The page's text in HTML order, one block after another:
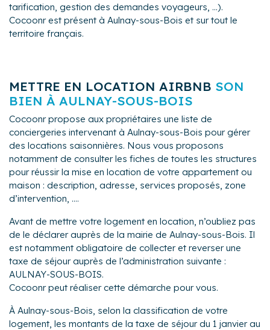
tarification, gestion des demandes voyageurs, ...).
Cocoonr est présent à Aulnay-sous-Bois et sur tout le
territoire français.
METTRE EN LOCATION AIRBNB SON
BIEN À AULNAY-SOUS-BOIS
Cocoonr propose aux propriétaires une liste de
conciergeries intervenant à Aulnay-sous-Bois pour gérer
des locations saisonnières. Nous vous proposons
notamment de consulter les fiches de toutes les structures
pour réussir la mise en location de votre appartement ou
maison : description, adresse, services proposés, zone
d’intervention, ....
Avant de mettre votre logement en location, n’oubliez pas
de le déclarer auprès de la mairie de Aulnay-sous-Bois. Il
est notamment obligatoire de collecter et reverser une
taxe de séjour auprès de l’administration suivante :
AULNAY-SOUS-BOIS.
Cocoonr peut réaliser cette démarche pour vous.
À Aulnay-sous-Bois, selon la classification de votre
logement, les montants de la taxe de séjour du 1 janvier au